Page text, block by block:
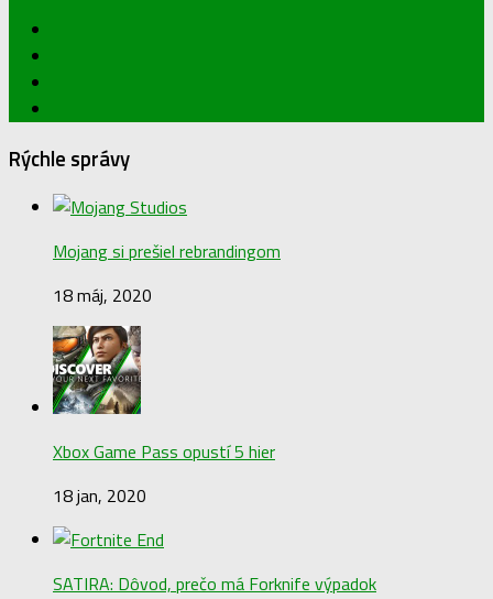
Rýchle správy
Mojang si prešiel rebrandingom
18 máj, 2020
Xbox Game Pass opustí 5 hier
18 jan, 2020
SATIRA: Dôvod, prečo má Forknife výpadok